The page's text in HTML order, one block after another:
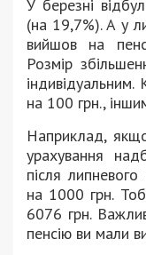
У березні
(на 19,7%). А у
вийшов на
Розмір
на 100 грн.,
Наприклад,
урахування
після
на 1000 грн.
6076 грн.
пенсію ви мали